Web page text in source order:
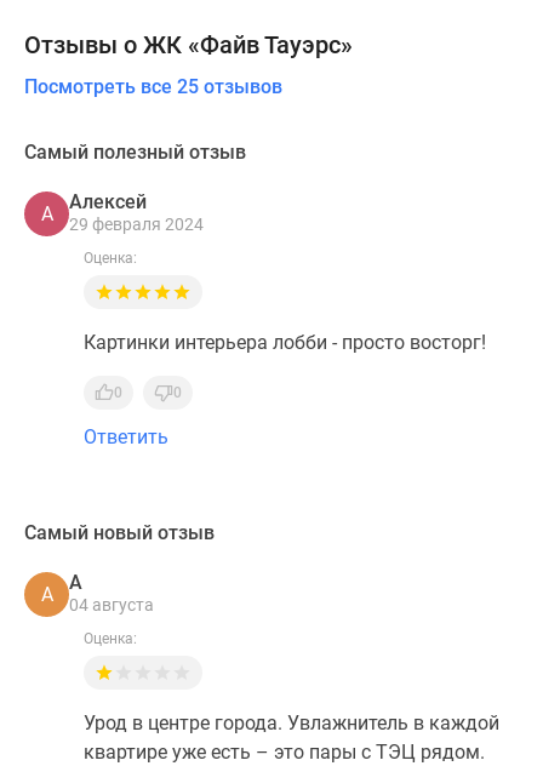
Отзывы о ЖК «Файв Тауэрс»
Посмотреть все 25 отзывов
Самый полезный отзыв
А
Алексей
29 февраля 2024
Оценка:
Картинки интерьера лобби - просто восторг!
0 0
Ответить
Самый новый отзыв
А
А
04 августа
Оценка:
Урод в центре города. Увлажнитель в каждой
квартире уже есть – это пары с ТЭЦ рядом.